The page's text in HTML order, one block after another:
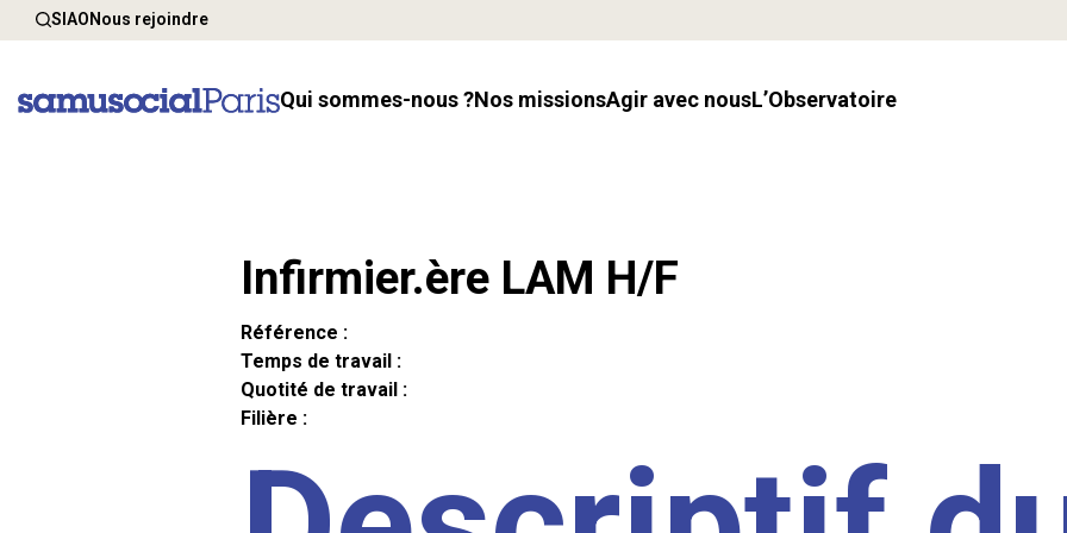
SIAONous rejoindre
Qui sommes-nous ? Nos missions Agir avec nous l’Observatoire
Infirmier.ère LAM H/F
Référence :
Temps de travail :
Quotité de travail :
Filière :